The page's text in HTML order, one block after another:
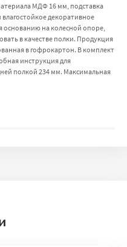
МДФ 16 мм, подставка
декоративное
основанию на колесной опоре,
в качестве полки. Продукция
в гофрокартон. В комплект
инструкция для
полкой 234 мм. Максимальная